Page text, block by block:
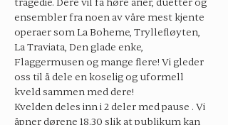
tragedie. Dere vil få høre arier, duetter og
ensembler fra noen av våre mest kjente
operaer som La Boheme, Tryllefløyten,
La Traviata, Den glade enke,
Flaggermusen og mange flere! Vi gleder
oss til å dele en koselig og uformell
kveld sammen med dere!
Kvelden deles inn i 2 deler med pause . Vi
åpner dørene 18.30 slik at publikum kan